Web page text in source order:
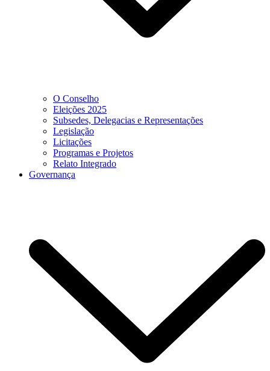
O Conselho
Eleições 2025
Subsedes, Delegacias e Representações
Legislação
Licitações
Programas e Projetos
Relato Integrado
Governança